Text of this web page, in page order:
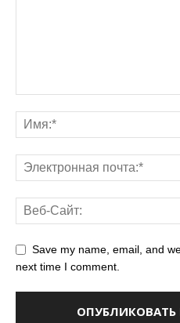
Save my name, email, and
next time I comment.